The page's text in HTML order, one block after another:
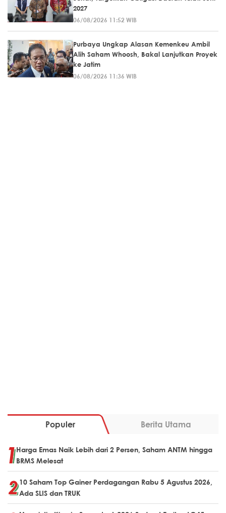
2027
06/08/2026 11:52 WIB
Purbaya Ungkap Alasan Kemenkeu Ambil
Alih Saham Whoosh, Bakal Lanjutkan Proyek
ke Jatim
06/08/2026 11:36 WIB
Populer Berita Utama
Harga Emas Naik Lebih dari 2 Persen, Saham ANTM hingga
BRMS Melesat
10 Saham Top Gainer Perdagangan Rabu 5 Agustus 2026,
Ada SLIS dan TRUK